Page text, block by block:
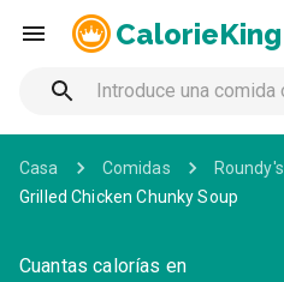
CalorieKing
Casa Comidas Roundy's
Grilled Chicken Chunky Soup
Cuantas calorías en